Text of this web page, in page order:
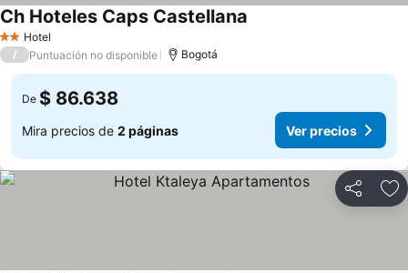
2 Estrellas
Hotel
Ch Hoteles Caps Castellana
/ Puntuación no disponible Bogotá
De $ 86.638
Mira precios de 2 páginas Ver precios
Compartir